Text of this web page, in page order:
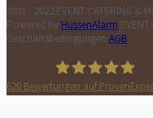
2001 - 2022 EVENT.CATERING
Powered by HussenAlarm
Geschäftsbedingungen AGB
620 Bewertungen auf